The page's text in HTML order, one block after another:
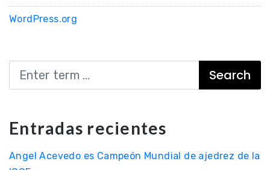
WordPress.org
Search
Entradas recientes
Angel Acevedo es Campeón Mundial de ajedrez de la